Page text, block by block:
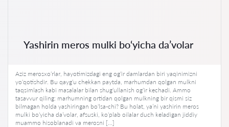
Yashirin meros mulki bo‘yicha da’volar
Aziz merosxo‘rlar, hayotimizdagi eng og‘ir damlardan biri yaqinimizni
yo‘qotishdir. Bu qayg‘u chekkan paytda, marhumdan qolgan mulkni
taqsimlash kabi masalalar bilan shug‘ullanish og‘ir kechadi. Ammo
tasavvur qiling: marhumning ortidan qolgan mulkning bir qismi siz
bilmagan holda yashiringan bo‘lsa-chi? Bu holat, ya’ni yashirin meros
mulki bo‘yicha da’volar, afsuski, ko‘plab oilalar duch keladigan jiddiy
muammo hisoblanadi va merosni […]